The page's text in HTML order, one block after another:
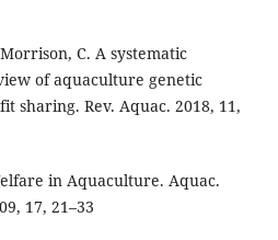
C. A systematic
of aquaculture genetic
sharing. Rev. Aquac. 2018, 11,
in Aquaculture. Aquac.
17, 21–33